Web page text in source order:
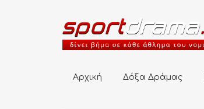
Αρχική Δόξα Δράμας